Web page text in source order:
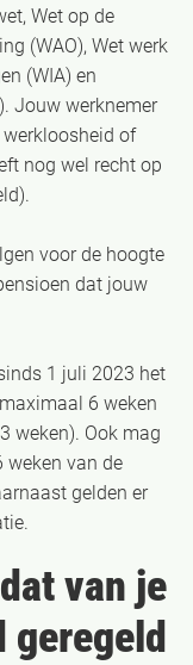
Wet op de
(WAO), Wet werk
(WIA) en
Jouw werknemer
werkloosheid of
nog wel recht op
voor de hoogte
dat jouw
1 juli 2023 het
6 weken
weken). Ook mag
weken van de
gelden er
van je
geregeld